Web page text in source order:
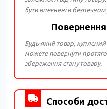
бути впевнені в
Будь-який товар,
можете повернути
збереження стану товару.
Способи